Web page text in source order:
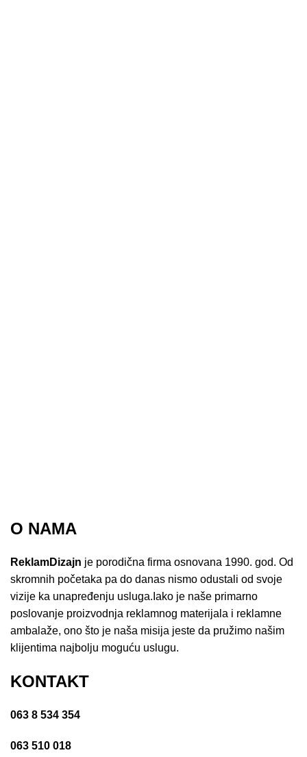
O NAMA
ReklamDizajn je porodična firma osnovana 1990. god. Od
skromnih početaka pa do danas nismo odustali od svoje
vizije ka unapređenju usluga.Iako je naše primarno
poslovanje proizvodnja reklamnog materijala i reklamne
ambalaže, ono što je naša misija jeste da pružimo našim
klijentima najbolju moguću uslugu.
KONTAKT
063 8 534 354
063 510 018